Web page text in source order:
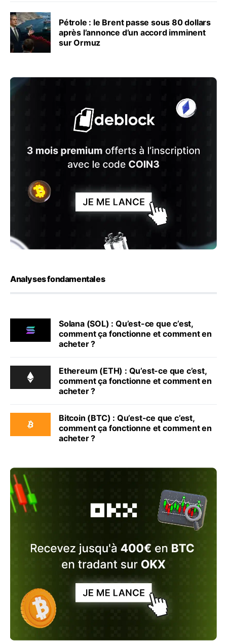
Pétrole : le Brent passe sous 80 dollars
après l’annonce d’un accord imminent
sur Ormuz
Analyses fondamentales
Solana (SOL) : Qu’est-ce que c’est,
comment ça fonctionne et comment en
acheter ?
Ethereum (ETH) : Qu’est-ce que c’est,
comment ça fonctionne et comment en
acheter ?
Bitcoin (BTC) : Qu’est-ce que c’est,
comment ça fonctionne et comment en
acheter ?